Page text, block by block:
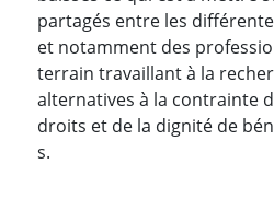
partagés entre les
et notamment des
terrain travaillant à la
alternatives à la contrainte
droits et de la dignité de
s.